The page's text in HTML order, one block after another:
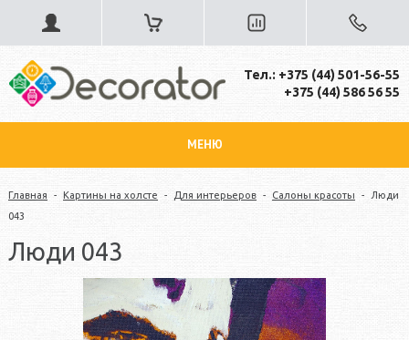
Тел.: +375 (44) 501-56-55
+375 (44) 586 56 55
МЕНЮ
Главная - Картины на холсте - Для интерьеров - Салоны красоты -
Люди
043
Люди 043